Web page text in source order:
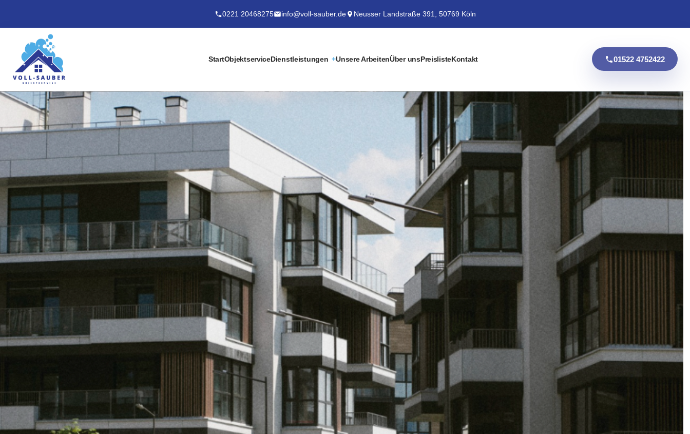
0221 20468275 info@voll-sauber.de Neusser Landstraße 391, 50769 Köln
StartObjektserviceDienstleistungen Unsere ArbeitenÜber unsPreislisteKontakt 01522 4752422